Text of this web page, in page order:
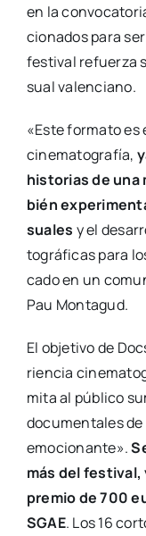
en la
cio­na­dos para
fes­ti­val refuer­za
sual valen­ciano.
«Este for­ma­to es
cine­ma­to­gra­fía,
his­to­rias de
bién
sua­les y el
to­grá­fi­cas para
ca­do en un
Pau Mon­ta­gud.
El obje­ti­vo de
rien­cia
mi­ta al públi­co
docu­men­ta­les
emo­cio­nan­te».
más del fes­ti­val,
pre­mio de 700
SGAE. Los 16